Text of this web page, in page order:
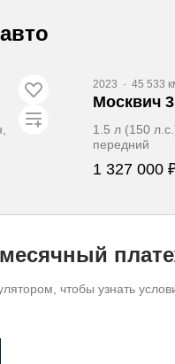
2023 · 45 533
Москвич 3
1.5 л (150
передний
1 327 000
чтобы узнать